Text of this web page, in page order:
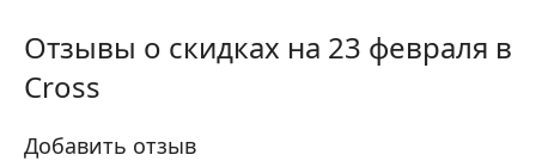
Отзывы о скидках на 23 февраля в
Cross
Добавить отзыв